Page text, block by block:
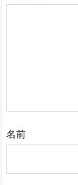
名前